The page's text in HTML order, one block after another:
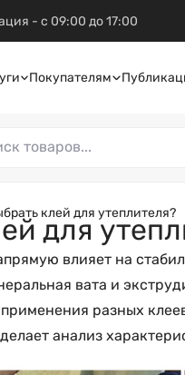
- с 09:00 до 17:00
Покупателям
клей для утеплителя?
для
влияет на
вата и
разных
анализ